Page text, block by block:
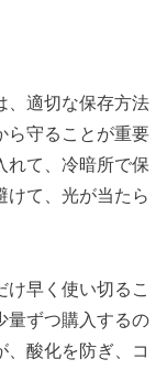
、適切な保存方法
ら守ることが重要
れて、冷暗所で保
けて、光が当たら
け早く使い切るこ
量ずつ購入するの
、酸化を防ぎ、コ